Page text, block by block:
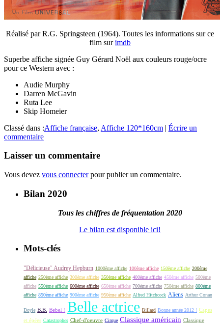
Réalisé par R.G. Springsteen (1964). Toutes les informations sur ce
film surimdb
Superbe affiche signée Guy Gérard Noël aux couleurs rouge/ocre
pour ce Western avec :
Audie Murphy
Darren McGavin
Ruta Lee
Skip Homeier
Classé dans :Affiche française, Affiche 120*160cm | Écrire un
commentaire
Laisser un commentaire
Vous devez vous connecterpour publier un commentaire.
Bilan 2020
Tous les chiffres de fréquentation 2020
Le bilan est disponible ici!
Mots-clés
"Délicieuse" Audrey Hepburn 1000ème affiche 100ème affiche 150ème affiche 200ème
affiche 250ème affiche 300ème affiche 350ème affiche 400ème affiche 450ème affiche 500ème
affiche 550ème affiche 600ème affiche 650ème affiche 700ème affiche 750ème affiche 800ème
affiche 850ème affiche 900ème affiche 950ème affiche Alfred Hitchcock Aliens Arthur Conan
Doyle B.B. Bebel ! Belle actrice Billard Bonne année 2012 ! Capes
et épées Catastrophes Chef-d'oeuvre Cirque Classique américain Classique